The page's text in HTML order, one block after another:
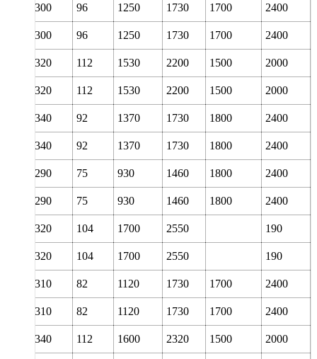
300 96 1250 1730 1700 2400
300 96 1250 1730 1700 2400
320 112 1530 2200 1500 2000
320 112 1530 2200 1500 2000
340 92 1370 1730 1800 2400
340 92 1370 1730 1800 2400
290 75 930 1460 1800 2400
290 75 930 1460 1800 2400
320 104 1700 2550 190
320 104 1700 2550 190
310 82 1120 1730 1700 2400
310 82 1120 1730 1700 2400
340 112 1600 2320 1500 2000